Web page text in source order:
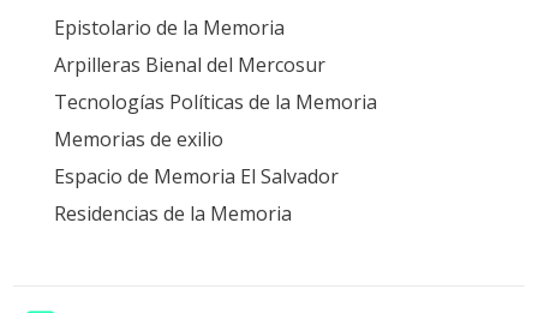
Epistolario de la Memoria
Arpilleras Bienal del Mercosur
Tecnologías Políticas de la Memoria
Memorias de exilio
Espacio de Memoria El Salvador
Residencias de la Memoria